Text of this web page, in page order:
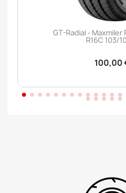
GT-Radial - Maxmiler
R16C 103/
100,00